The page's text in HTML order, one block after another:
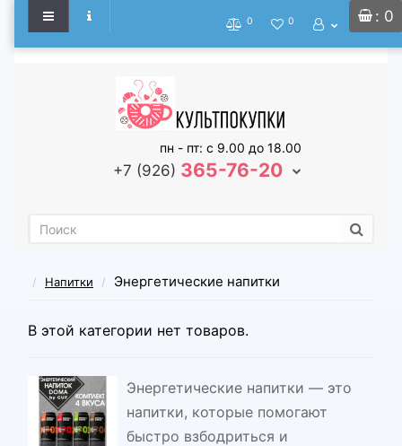
: 0
0 0
пн - пт: с 9.00 до 18.00
+7 (926) 365-76-20
Напитки Энергетические напитки
В этой категории нет товаров.
Энергетические напитки — это
напитки, которые помогают
быстро взбодриться и